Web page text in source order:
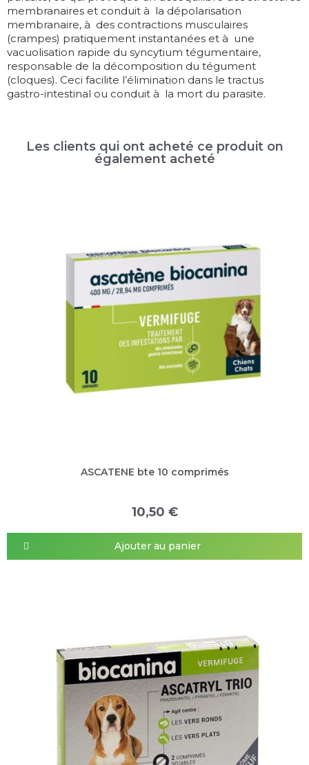
membranaires et conduit à la dépolarisation
membranaire, à des contractions musculaires
(crampes) pratiquement instantanées et à une
vacuolisation rapide du syncytium tégumentaire,
responsable de la décomposition du tégument
(cloques). Ceci facilite l’élimination dans le tractus
gastro-intestinal ou conduit à la mort du parasite.
Les clients qui ont acheté ce produit on
également acheté
ASCATENE bte 10 comprimés
10,50 €
Ajouter au panier